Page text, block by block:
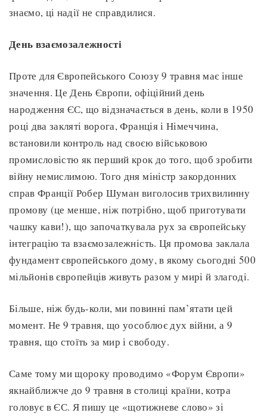
знаємо, ці надії не справдилися.
День взаємозалежності
Проте для Європейського Союзу 9 травня має інше
значення. Це День Європи, офіційний день
народження ЄС, що відзначається в день, коли в 1950
році два закляті ворога, Франція і Німеччина,
встановили контроль над своєю військовою
промисловістю як перший крок до того, щоб зробити
війну немислимою. Того дня міністр закордонних
справ Франції Робер Шуман виголосив трихвилинну
промову (це менше, ніж потрібно, щоб приготувати
чашку кави!), що започаткувала рух за європейську
інтеграцію та взаємозалежність. Ця промова заклала
фундамент європейського дому, в якому сьогодні 500
мільйонів європейців живуть разом у мирі й злагоді.
Більше, ніж будь-коли, ми повинні пам’ятати цей
момент. Не 9 травня, що уособлює дух війни, а 9
травня, що стоїть за мир і свободу.
Саме тому ми щороку проводимо «Форум Європи»
якнайближче до 9 травня в столиці країни, котра
головує в ЄС. Я пишу це «щотижневе слово» зі